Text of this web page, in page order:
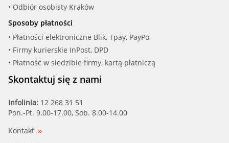
• Odbiór osobisty Kraków
Sposoby płatności
• Płatności elektroniczne Blik, Tpay, PayPo
• Firmy kurierskie InPost, DPD
• Płatność w siedzibie firmy, kartą płatniczą
Skontaktuj się z nami
Infolinia: 12 268 31 51
Pon.-Pt. 9.00-17.00, Sob. 8.00-14.00
Kontakt